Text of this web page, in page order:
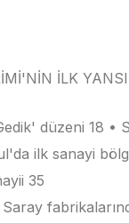
İLK
düzeni 18
ilk sanayi
35